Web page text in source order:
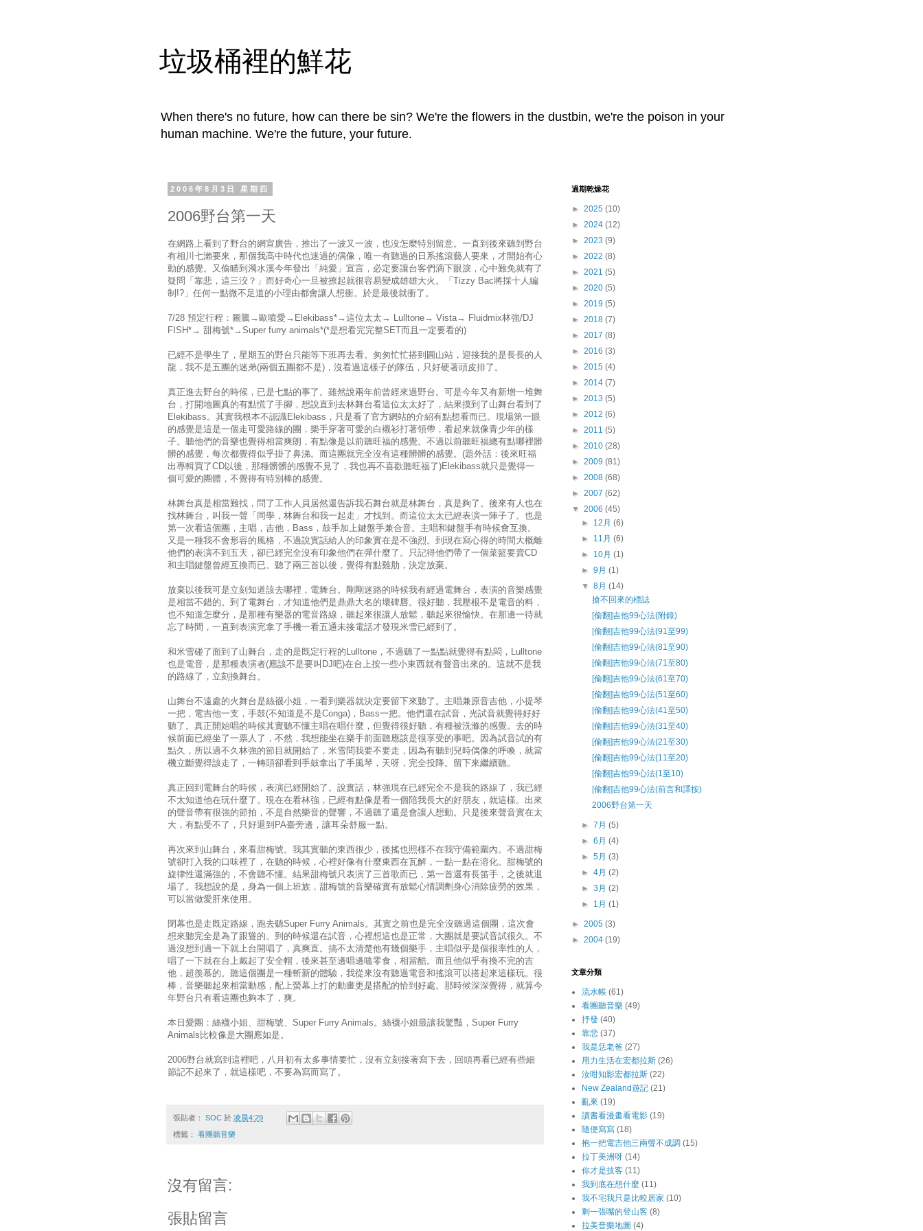
垃圾桶裡的鮮花
When there's no future, how can there be sin? We're the flowers in the dustbin, we're the poison in your
human machine. We're the future, your future.
2006年8月3日 星期四
2006野台第一天
在網路上看到了野台的網宣廣告，推出了一波又一波，也沒怎麼特別留意。一直到後來聽到野台
有相川七瀨要來，那個我高中時代也迷過的偶像，唯一有聽過的日系搖滾藝人要來，才開始有心
動的感覺。又偷瞄到濁水溪今年發出「純愛」宣言，必定要讓台客們滴下眼淚，心中難免就有了
疑問「靠悲，這三洨？」而好奇心一旦被撩起就很容易變成雄雄大火。「Tizzy Bac將採十人編
制!?」任何一點微不足道的小理由都會讓人想衝。於是最後就衝了。
7/28 預定行程：圖騰→歐噴愛→Elekibass*→這位太太→ Lulltone→ Vista→ Fluidmix林強/DJ
FISH*→ 甜梅號*→Super furry animals*(*是想看完完整SET而且一定要看的)
已經不是學生了，星期五的野台只能等下班再去看。匆匆忙忙搭到圓山站，迎接我的是長長的人
龍，我不是五團的迷弟(兩個五團都不是)，沒看過這樣子的隊伍，只好硬著頭皮排了。
真正進去野台的時候，已是七點的事了。雖然說兩年前曾經來過野台。可是今年又有新增一堆舞
台，打開地圖真的有點慌了手腳，想說直到去林舞台看這位太太好了，結果摸到了山舞台看到了
Elekibass。其實我根本不認識Elekibass，只是看了官方網站的介紹有點想看而已。現場第一眼
的感覺是這是一個走可愛路線的團，樂手穿著可愛的白襯衫打著領帶，看起來就像青少年的樣
子。聽他們的音樂也覺得相當爽朗，有點像是以前聽旺福的感覺。不過以前聽旺福總有點哪裡髒
髒的感覺，每次都覺得似乎掛了鼻涕。而這團就完全沒有這種髒髒的感覺。(題外話：後來旺福
出專輯買了CD以後，那種髒髒的感覺不見了，我也再不喜歡聽旺福了)Elekibass就只是覺得一
個可愛的團體，不覺得有特別棒的感覺。
林舞台真是相當難找，問了工作人員居然還告訴我石舞台就是林舞台，真是夠了。後來有人也在
找林舞台，叫我一聲「同學，林舞台和我一起走」才找到。而這位太太已經表演一陣子了。也是
第一次看這個團，主唱，吉他，Bass，鼓手加上鍵盤手兼合音。主唱和鍵盤手有時候會互換。
又是一種我不會形容的風格，不過說實話給人的印象實在是不強烈。到現在寫心得的時間大概離
他們的表演不到五天，卻已經完全沒有印象他們在彈什麼了。只記得他們帶了一個菜籃要賣CD
和主唱鍵盤曾經互換而已。聽了兩三首以後，覺得有點雞肋，決定放棄。
放棄以後我可是立刻知道該去哪裡，電舞台。剛剛迷路的時候我有經過電舞台，表演的音樂感覺
是相當不錯的。到了電舞台，才知道他們是鼎鼎大名的壞碑唇。很好聽，我壓根不是電音的料，
也不知道怎麼分，是那種有樂器的電音路線，聽起來很讓人放鬆，聽起來很愉快。在那邊一待就
忘了時間，一直到表演完拿了手機一看五通未接電話才發現米雪已經到了。
和米雪碰了面到了山舞台，走的是既定行程的Lulltone，不過聽了一點點就覺得有點悶，Lulltone
也是電音，是那種表演者(應該不是要叫DJ吧)在台上按一些小東西就有聲音出來的。這就不是我
的路線了，立刻換舞台。
山舞台不遠處的火舞台是絲襪小姐，一看到樂器就決定要留下來聽了。主唱兼原音吉他，小提琴
一把，電吉他一支，手鼓(不知道是不是Conga)，Bass一把。他們還在試音，光試音就覺得好好
聽了。真正開始唱的時候其實聽不懂主唱在唱什麼，但覺得很好聽，有種被洗滌的感覺。去的時
候前面已經坐了一票人了，不然，我想能坐在樂手前面聽應該是很享受的事吧。因為試音試的有
點久，所以過不久林強的節目就開始了，米雪問我要不要走，因為有聽到兒時偶像的呼喚，就當
機立斷覺得該走了，一轉頭卻看到手鼓拿出了手風琴，天呀，完全投降。留下來繼續聽。
真正回到電舞台的時候，表演已經開始了。說實話，林強現在已經完全不是我的路線了，我已經
不太知道他在玩什麼了。現在在看林強，已經有點像是看一個陪我長大的好朋友，就這樣。出來
的聲音帶有很強的節拍，不是自然樂音的聲響，不過聽了還是會讓人想動。只是後來聲音實在太
大，有點受不了，只好退到PA臺旁邊，讓耳朵舒服一點。
再次來到山舞台，來看甜梅號。我其實聽的東西很少，後搖也照樣不在我守備範圍內。不過甜梅
號卻打入我的口味裡了，在聽的時候，心裡好像有什麼東西在瓦解，一點一點在溶化。甜梅號的
旋律性還滿強的，不會聽不懂。結果甜梅號只表演了三首歌而已，第一首還有長笛手，之後就退
場了。我想說的是，身為一個上班族，甜梅號的音樂確實有放鬆心情調劑身心消除疲勞的效果，
可以當做愛肝來使用。
閉幕也是走既定路線，跑去聽Super Furry Animals。其實之前也是完全沒聽過這個團，這次會
想來聽完全是為了跟聳的。到的時候還在試音，心裡想這也是正常，大團就是要試音試很久。不
過沒想到過一下就上台開唱了，真爽直。搞不太清楚他有幾個樂手，主唱似乎是個很率性的人，
唱了一下就在台上戴起了安全帽，後來甚至邊唱邊嗑零食，相當酷。而且他似乎有換不完的吉
他，超羨慕的。聽這個團是一種斬新的體驗，我從來沒有聽過電音和搖滾可以搭起來這樣玩。很
棒，音樂聽起來相當動感，配上螢幕上打的動畫更是搭配的恰到好處。那時候深深覺得，就算今
年野台只有看這團也夠本了，爽。
本日愛團：絲襪小姐、甜梅號、Super Furry Animals。絲襪小姐最讓我驚豔，Super Furry
Animals比較像是大團應如是。
2006野台就寫到這裡吧，八月初有太多事情要忙，沒有立刻接著寫下去，回頭再看已經有些細
節記不起來了，就這樣吧，不要為寫而寫了。
張貼者： SOC 於 凌晨4:29
標籤： 看團聽音樂
沒有留言:
張貼留言
過期乾燥花
► 2025 (10)
► 2024 (12)
► 2023 (9)
► 2022 (8)
► 2021 (5)
► 2020 (5)
► 2019 (5)
► 2018 (7)
► 2017 (8)
► 2016 (3)
► 2015 (4)
► 2014 (7)
► 2013 (5)
► 2012 (6)
► 2011 (5)
► 2010 (28)
► 2009 (81)
► 2008 (68)
► 2007 (62)
▼ 2006 (45)
► 12月(6)
► 11月(6)
► 10月(1)
►9月(1)
▼8月(14)
搶不回來的標誌
[偷翻]吉他99心法(附錄)
[偷翻]吉他99心法(91至99)
[偷翻]吉他99心法(81至90)
[偷翻]吉他99心法(71至80)
[偷翻]吉他99心法(61至70)
[偷翻]吉他99心法(51至60)
[偷翻]吉他99心法(41至50)
[偷翻]吉他99心法(31至40)
[偷翻]吉他99心法(21至30)
[偷翻]吉他99心法(11至20)
[偷翻]吉他99心法(1至10)
[偷翻]吉他99心法(前言和譯按)
2006野台第一天
►7月(5)
►6月(4)
►5月(3)
►4月(2)
►3月(2)
► 1月(1)
► 2005 (3)
► 2004 (19)
文章分類
流水帳 (61)
看團聽音樂 (49)
抒發 (40)
靠悲 (37)
我是恁老爸 (27)
用力生活在宏都拉斯 (26)
汝咁知影宏都拉斯 (22)
New Zealand遊記 (21)
亂來 (19)
讀書看漫畫看電影 (19)
隨便寫寫 (18)
抱一把電吉他三兩聲不成調 (15)
拉丁美洲呀 (14)
你才是技客 (11)
我到底在想什麼 (11)
我不宅我只是比較居家 (10)
剩一張嘴的登山客 (8)
拉美音樂地圖 (4)